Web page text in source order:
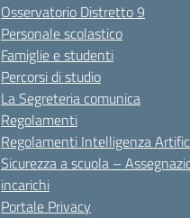
Osservatorio Distretto 9
Personale scolastico
Famiglie e studenti
Percorsi di studio
La Segreteria comunica
Regolamenti
Regolamenti Intelligenza
Sicurezza a scuola –
incarichi
Portale Privacy